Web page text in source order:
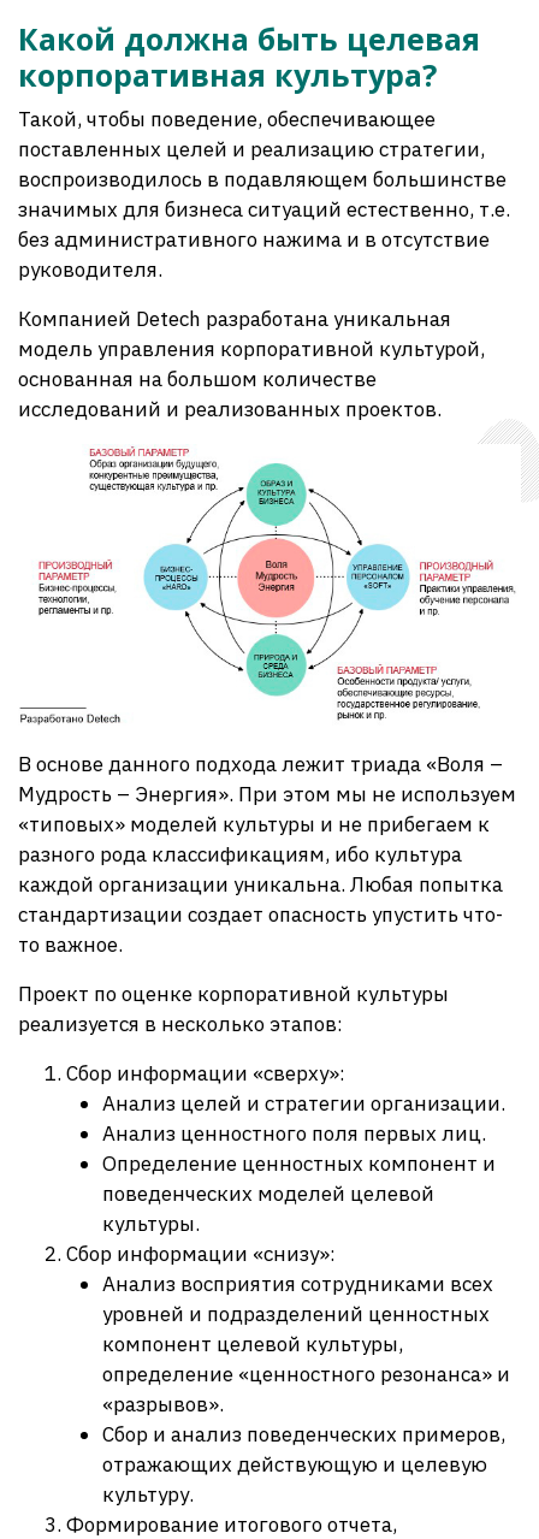
Какой должна быть целевая
корпоративная культура?
Такой, чтобы поведение, обеспечивающее
поставленных целей и реализацию стратегии,
воспроизводилось в подавляющем большинстве
значимых для бизнеса ситуаций естественно, т.е.
без административного нажима и в отсутствие
руководителя.
Компанией Detech разработана уникальная
модель управления корпоративной культурой,
основанная на большом количестве
исследований и реализованных проектов.
В основе данного подхода лежит триада «Воля –
Мудрость – Энергия». При этом мы не используем
«типовых» моделей культуры и не прибегаем к
разного рода классификациям, ибо культура
каждой организации уникальна. Любая попытка
стандартизации создает опасность упустить что-
то важное.
Проект по оценке корпоративной культуры
реализуется в несколько этапов:
Сбор информации «сверху»:
Анализ целей и стратегии организации.
Анализ ценностного поля первых лиц.
Определение ценностных компонент и
поведенческих моделей целевой
культуры.
Сбор информации «снизу»:
Анализ восприятия сотрудниками всех
уровней и подразделений ценностных
компонент целевой культуры,
определение «ценностного резонанса» и
«разрывов».
Сбор и анализ поведенческих примеров,
отражающих действующую и целевую
культуру.
Формирование итогового отчета,